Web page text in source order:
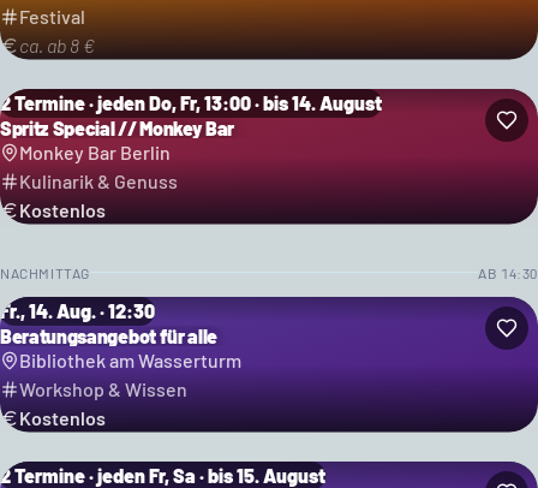
Festival
ca. ab 8 €
2 Termine · jeden Do, Fr, 13:00 · bis 14. August
Spritz Special // Monkey Bar
Monkey Bar Berlin
Kulinarik & Genuss
Kostenlos
NACHMITTAG AB 14:30
Fr., 14. Aug. · 12:30
Beratungsangebot für alle
Bibliothek am Wasserturm
Workshop & Wissen
Kostenlos
2 Termine · jeden Fr, Sa · bis 15. August